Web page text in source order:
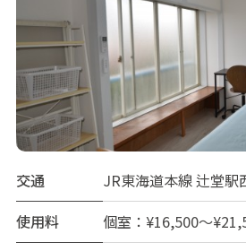
交通
JR東海道本線 辻堂駅
使用料
個室：¥16,500～